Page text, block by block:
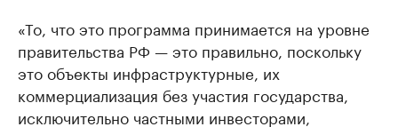
«То, что это программа принимается на уровне
правительства РФ — это правильно, поскольку
это объекты инфраструктурные, их
коммерциализация без участия государства,
исключительно частными инвесторами,